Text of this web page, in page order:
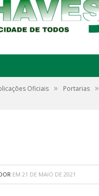
Oficiais » Portarias »
EM 21 DE MAIO DE 2021